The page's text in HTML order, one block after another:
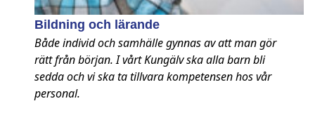
Bildning och lärande
Både individ och samhälle gynnas av att man gör
rätt från början. I vårt Kungälv ska alla barn bli
sedda och vi ska ta tillvara kompetensen hos vår
personal.